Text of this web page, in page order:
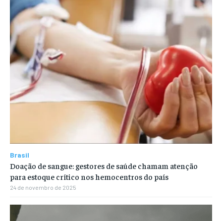
Brasil
Doação de sangue: gestores de saúde chamam atenção
para estoque crítico nos hemocentros do país
24 de novembro de 2025